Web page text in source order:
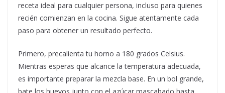
receta ideal para cualquier persona, incluso para quienes
recién comienzan en la cocina. Sigue atentamente cada
paso para obtener un resultado perfecto.
Primero, precalienta tu horno a 180 grados Celsius.
Mientras esperas que alcance la temperatura adecuada,
es importante preparar la mezcla base. En un bol grande,